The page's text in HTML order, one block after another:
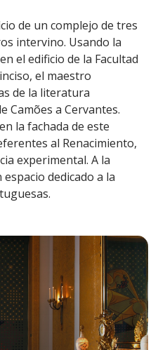
de un complejo de tres
intervino. Usando la
el edificio de la Facultad
el maestro
de la literatura
Camões a Cervantes.
la fachada de este
al Renacimiento,
experimental. A la
dedicado a la